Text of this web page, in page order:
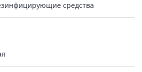
средства